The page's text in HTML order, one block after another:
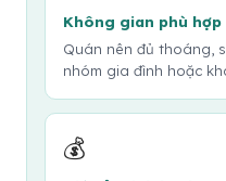
Không gian phù hợp
Quán nên đủ thoáng,
nhóm gia đình hoặc
💰